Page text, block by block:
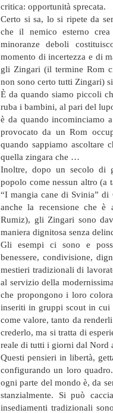
critica: opportunità sprecata.
Certo si sa, lo si ripete da
che il nemico esterno
minoranze deboli
momento di incertezza e di
gli Zingari (il termine Rom
non sono certo tutti Zingari)
È da quando siamo piccoli
ruba i bambini, al pari del
è da quando incominciamo
provocato da un Rom
quando sappiamo ascoltare
quella zingara che …
Inoltre, dopo un secolo di
popolo come nessun altro (a
“I mangia cane di Svinia” di
anche la recensione che è
Rumiz), gli Zingari sono
maniera dignitosa senza
Gli esempi ci sono e
benessere, condivisione,
mestieri tradizionali di
al servizio della
che propongono i loro
inseriti in gruppi scout in cui
come valore, tanto da
crederlo, ma si tratta di
reale di tutti i giorni dal Nord
Questi pensieri in libertà,
configurando un loro
ogni parte del mondo è, da
stanzialmente. Si può
insediamenti tradizionali